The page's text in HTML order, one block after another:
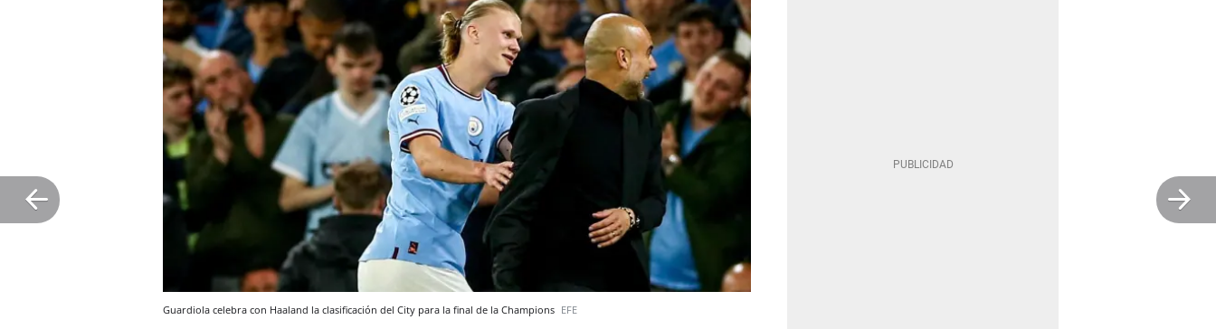
Guardiola celebra con Haaland la clasificación del City para la final de la Champions EFE